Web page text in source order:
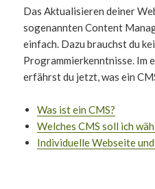
Das Aktualisieren deiner
sogenannten Content
einfach. Dazu brauchst du
Programmierkenntnisse. Im
erfährst du jetzt, was ein
Was ist ein CMS?
Welches CMS soll ich
Individuelle Webseite